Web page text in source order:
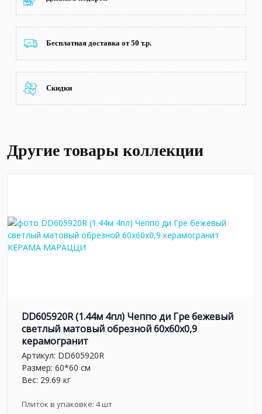
Бесплатная доставка от 50 т.р.
Скидки
Другие товары коллекции
DD605920R (1.44м 4пл) Чеппо ди Гре бежевый
светлый матовый обрезной 60x60x0,9
керамогранит
Артикул: DD605920R
Размер: 60*60 см
Вес: 29.69 кг
Плиток в упаковке: 4шт